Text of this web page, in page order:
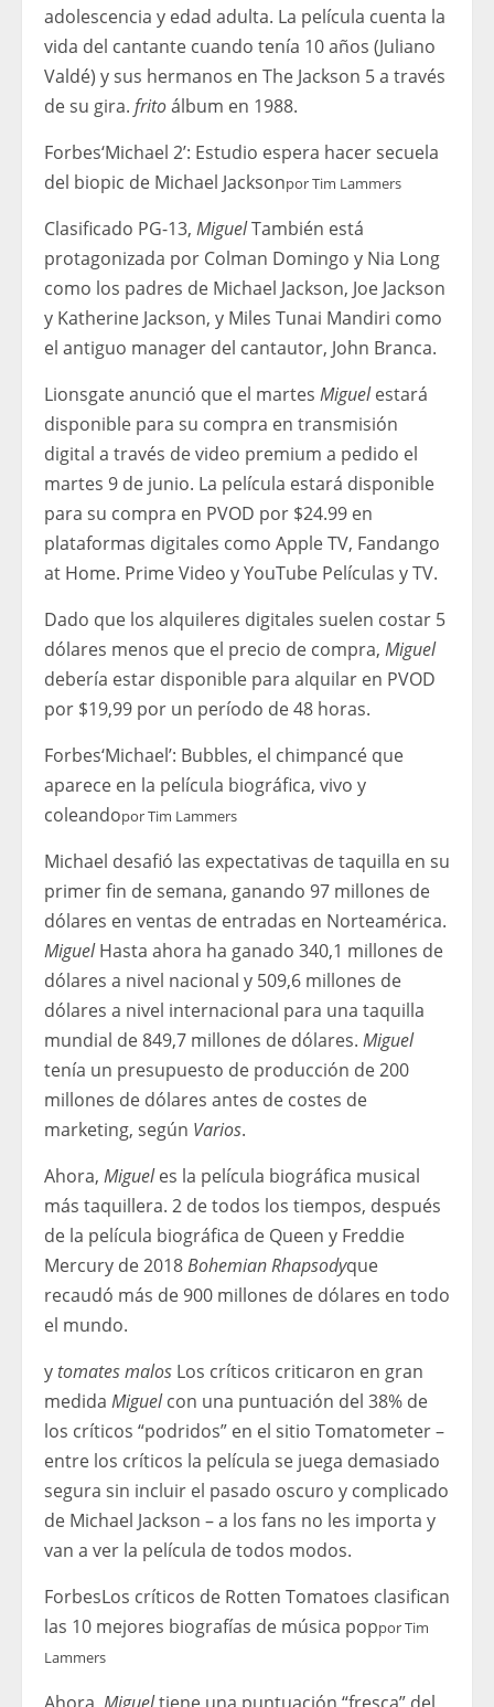
adolescencia y edad adulta. La película cuenta la
vida del cantante cuando tenía 10 años (Juliano
Valdé) y sus hermanos en The Jackson 5 a través
de su gira. fritoálbum en 1988.
Forbes‘Michael 2’: Estudio espera hacer secuela
del biopic de Michael JacksonporTim Lammers
Clasificado PG-13, MiguelTambién está
protagonizada por Colman Domingo y Nia Long
como los padres de Michael Jackson, Joe Jackson
y Katherine Jackson, y Miles Tunai Mandiri como
el antiguo manager del cantautor, John Branca.
Lionsgate anunció que el martes Miguelestará
disponible para su compra en transmisión
digital a través de video premium a pedido el
martes 9 de junio. La película estará disponible
para su compra en PVOD por $24.99 en
plataformas digitales como Apple TV, Fandango
at Home. Prime Video y YouTube Películas y TV.
Dado que los alquileres digitales suelen costar 5
dólares menos que el precio de compra, Miguel
debería estar disponible para alquilar en PVOD
por $19,99 por un período de 48 horas.
Forbes‘Michael’: Bubbles, el chimpancé que
aparece en la película biográfica, vivo y
coleandoporTim Lammers
Michael desafió las expectativas de taquilla en su
primer fin de semana, ganando 97 millones de
dólares en ventas de entradas en Norteamérica.
MiguelHasta ahora ha ganado 340,1 millones de
dólares a nivel nacional y 509,6 millones de
dólares a nivel internacional para una taquilla
mundial de 849,7 millones de dólares. Miguel
tenía un presupuesto de producción de 200
millones de dólares antes de costes de
marketing, según Varios.
Ahora, Migueles la película biográfica musical
más taquillera. 2 de todos los tiempos, después
de la película biográfica de Queen y Freddie
Mercury de 2018Bohemian Rhapsodyque
recaudó más de 900 millones de dólares en todo
el mundo.
ytomates malos Los críticos criticaron en gran
medida Miguelcon una puntuación del 38% de
los críticos “podridos” en el sitio Tomatometer –
entre los críticos la película se juega demasiado
segura sin incluir el pasado oscuro y complicado
de Michael Jackson – a los fans no les importa y
van a ver la película de todos modos.
ForbesLos críticos de Rotten Tomatoes clasifican
las 10 mejores biografías de música popporTim
Lammers
Ahora, Migueltiene una puntuación “fresca” del